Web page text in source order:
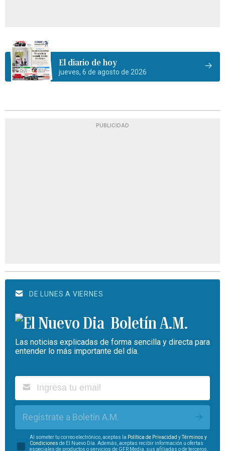
El diario de hoy
jueves, 6 de agosto de 2026
PUBLICIDAD
DE LUNES A VIERNES
Boletín A.M.
Las noticias explicadas de forma sencilla y directa para
entender lo más importante del día.
Regístrate a Boletín A.M.
Al someter tu correo electrónico, aceptas la Política de Privacidad yTérminos y
Condiciones de El Nuevo Día. Además, aceptas recibir información u ofertas
especiales de productos o servicios de GFR Media, sus afiliadas o de terceros.